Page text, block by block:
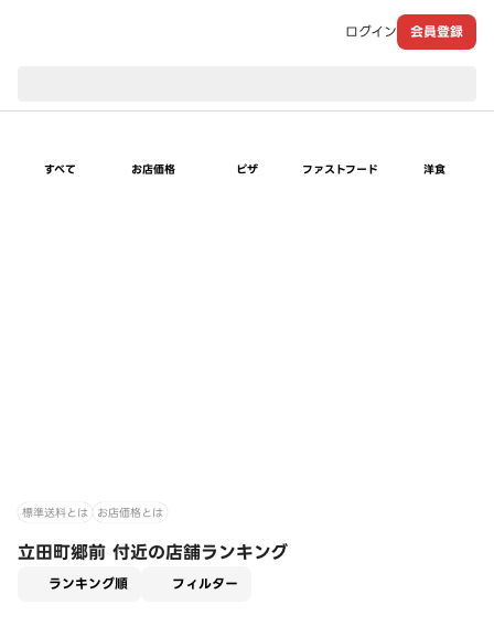
ログイン 会員登録
すべて お店価格 ピザ ファストフード 洋食
標準送料とは お店価格とは
立田町郷前 付近の店舗ランキング
ランキング順 フィルター